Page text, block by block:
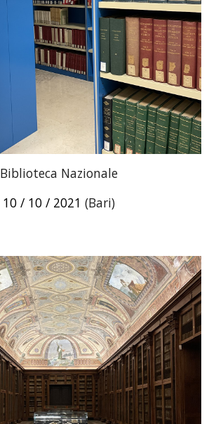
Biblioteca Nazionale
10 / 10 / 2021 (Bari)